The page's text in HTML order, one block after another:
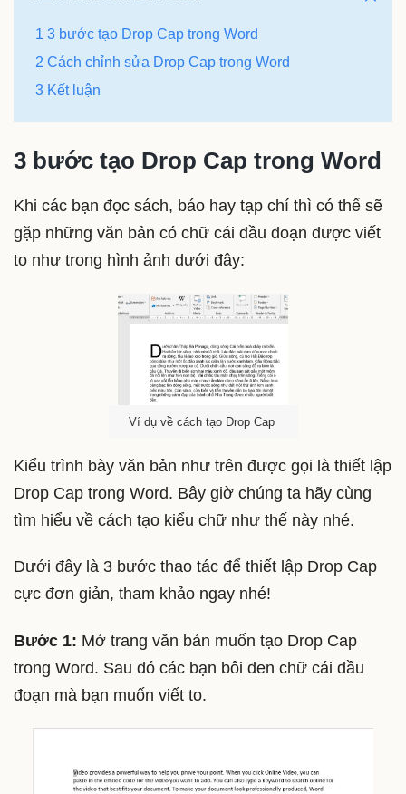
1 3 bước tạo Drop Cap trong Word
2 Cách chỉnh sửa Drop Cap trong Word
3 Kết luận
3 bước tạo Drop Cap trong Word
Khi các bạn đọc sách, báo hay tạp chí thì có thể sẽ
gặp những văn bản có chữ cái đầu đoạn được viết
to như trong hình ảnh dưới đây:
Ví dụ về cách tạo Drop Cap
Kiểu trình bày văn bản như trên được gọi là thiết lập
Drop Cap trong Word. Bây giờ chúng ta hãy cùng
tìm hiểu về cách tạo kiểu chữ như thế này nhé.
Dưới đây là 3 bước thao tác để thiết lập Drop Cap
cực đơn giản, tham khảo ngay nhé!
Bước 1: Mở trang văn bản muốn tạo Drop Cap
trong Word. Sau đó các bạn bôi đen chữ cái đầu
đoạn mà bạn muốn viết to.